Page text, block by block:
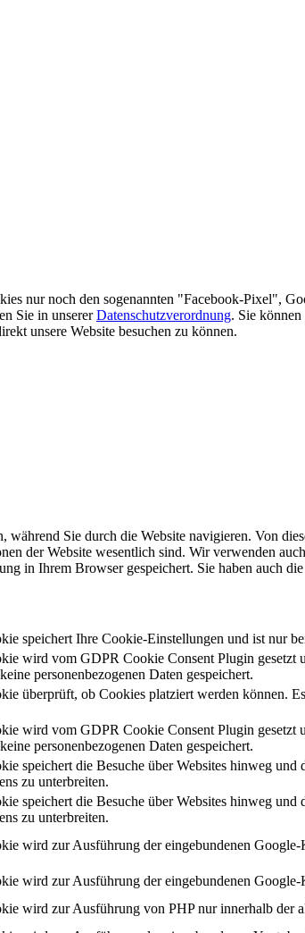
nur noch den sogenannten "Facebook-Pixel",
Sie in unsererDatenschutzverordnung. Sie
unsere Website besuchen zu können.
während Sie durch die Website navigieren. Von
der Website wesentlich sind. Wir verwenden
in Ihrem Browser gespeichert. Sie haben auch
speichert Ihre Cookie-Einstellungen und ist nur
wird vom GDPR Cookie Consent Plugin gesetzt
personenbezogenen Daten gespeichert.
überprüft, ob Cookies platziert werden können.
wird vom GDPR Cookie Consent Plugin gesetzt
personenbezogenen Daten gespeichert.
speichert die Besuche über Websites hinweg
zu unterbreiten.
speichert die Besuche über Websites hinweg
zu unterbreiten.
wird zur Ausführung der eingebundenen Google-
wird zur Ausführung der eingebundenen Google-
wird zur Ausführung von PHP nur innerhalb der